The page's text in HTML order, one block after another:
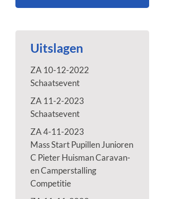
Uitslagen
ZA 10-12-2022
Schaatsevent
ZA 11-2-2023
Schaatsevent
ZA 4-11-2023
Mass Start Pupillen Junioren
C Pieter Huisman Caravan-
en Camperstalling
Competitie